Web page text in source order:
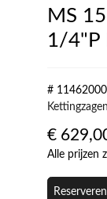
MS
1/4"P
#
€
Alle prijzen
Reserveren